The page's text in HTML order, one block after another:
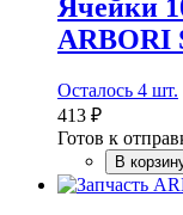
Ячейки
ARBORI
Осталось 4 шт.
413 ₽
Готов к
В